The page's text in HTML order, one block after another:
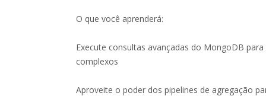
O que você aprenderá:
Execute consultas avançadas do MongoDB
complexos
Aproveite o poder dos pipelines de agregação